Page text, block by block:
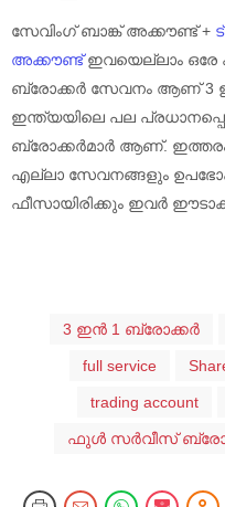
സേവിംഗ് ബാങ്ക് അക്കൗണ്ട് +
അക്കൗണ്ട്ഇവയെല്ലാം ഒരേ
ബ്രോക്കർ സേവനം ആണ് 3
ഇന്ത്യയിലെ പല
ബ്രോക്കർമാർ ആണ്.
എല്ലാ സേവനങ്ങളും
ഫീസായിരിക്കും ഇവർ
3 ഇൻ 1 ബ്രോക്കർ
full service
trading account
ഫുൾ സർവീസ്